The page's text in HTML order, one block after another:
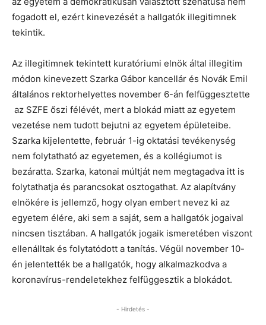
fogadott el, ezért kinevezését a hallgatók illegitimnek
tekintik.
Az illegitimnek tekintett kuratóriumi elnök által illegitim
módon kinevezett Szarka Gábor kancellár és Novák Emil
általános rektorhelyettes november 6-án felfüggesztette
az SZFE őszi félévét, mert a blokád miatt az egyetem
vezetése nem tudott bejutni az egyetem épületeibe.
Szarka kijelentette, február 1-ig oktatási tevékenység
nem folytatható az egyetemen, és a kollégiumot is
bezáratta. Szarka, katonai múltját nem megtagadva itt is
folytathatja és parancsokat osztogathat. Az alapítvány
elnökére is jellemző, hogy olyan embert nevez ki az
egyetem élére, aki sem a saját, sem a hallgatók jogaival
nincsen tisztában. A hallgatók jogaik ismeretében viszont
ellenálltak és folytatódott a tanítás. Végül november 10-
én jelentették be a hallgatók, hogy alkalmazkodva a
koronavírus-rendeletekhez felfüggesztik a blokádot.
- Hirdetés -